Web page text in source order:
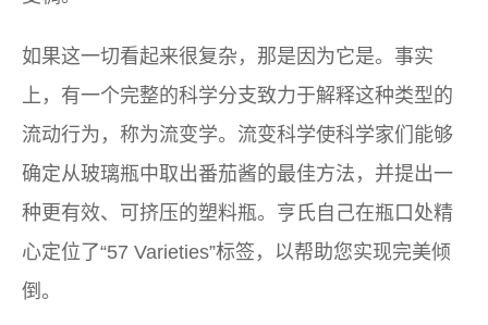
如果这一切看起来很复杂，那是因为它是。事实
上，有一个完整的科学分支致力于解释这种类型的
流动行为，称为流变学。流变科学使科学家们能够
确定从玻璃瓶中取出番茄酱的最佳方法，并提出一
种更有效、可挤压的塑料瓶。亨氏自己在瓶口处精
心定位了“57 Varieties”标签，以帮助您实现完美倾
倒。